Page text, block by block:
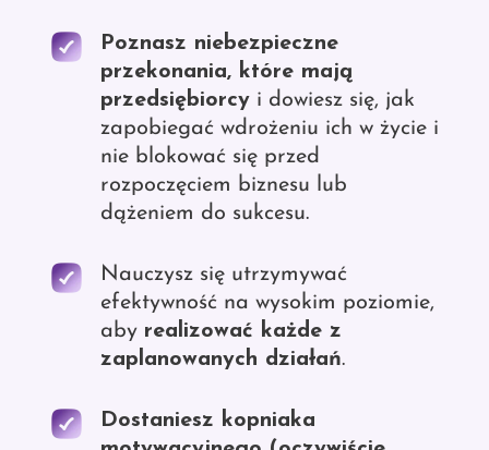
Poznasz niebezpieczne
przekonania, które mają
przedsiębiorcyi dowiesz się, jak
zapobiegać wdrożeniu ich w życie i
nie blokować się przed
rozpoczęciem biznesu lub
dążeniem do sukcesu.
Nauczysz się utrzymywać
efektywność na wysokim poziomie,
aby realizować każde z
zaplanowanych działań.
Dostaniesz kopniaka